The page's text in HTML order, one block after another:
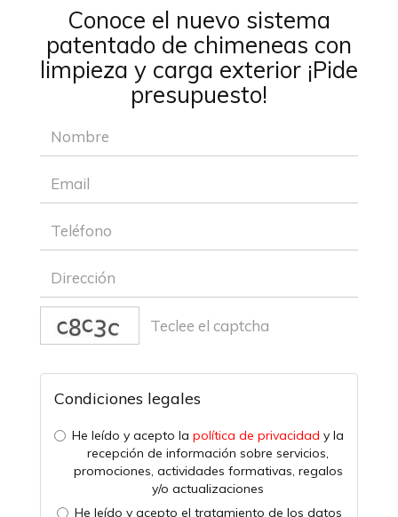
Condiciones legales
He leído y acepto la
promociones, actividades formativas, regalos
y/o actualizaciones
acorde a lapolítica de privacidad
Enviar Borrar